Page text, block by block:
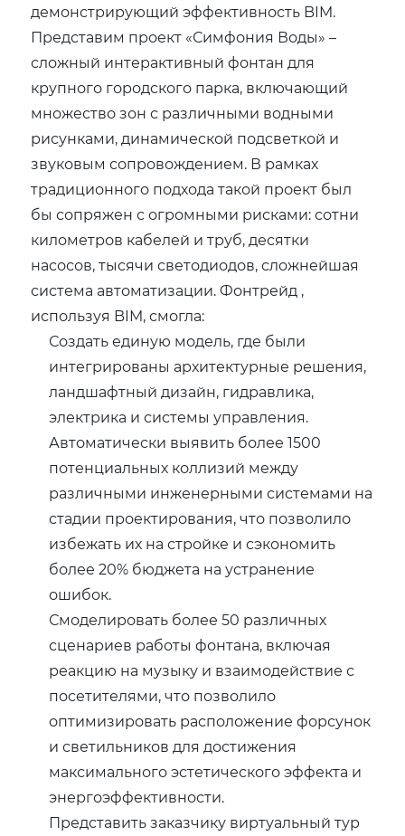
демонстрирующий эффективность BIM.
Представим проект «Симфония Воды» –
сложный интерактивный фонтан для
крупного городского парка, включающий
множество зон с различными водными
рисунками, динамической подсветкой и
звуковым сопровождением. В рамках
традиционного подхода такой проект был
бы сопряжен с огромными рисками: сотни
километров кабелей и труб, десятки
насосов, тысячи светодиодов, сложнейшая
система автоматизации. Фонтрейд ,
используя BIM, смогла:
Создать единую модель, где были
интегрированы архитектурные решения,
ландшафтный дизайн, гидравлика,
электрика и системы управления.
Автоматически выявить более 1500
потенциальных коллизий между
различными инженерными системами на
стадии проектирования, что позволило
избежать их на стройке и сэкономить
более 20% бюджета на устранение
ошибок.
Смоделировать более 50 различных
сценариев работы фонтана, включая
реакцию на музыку и взаимодействие с
посетителями, что позволило
оптимизировать расположение форсунок
и светильников для достижения
максимального эстетического эффекта и
энергоэффективности.
Представить заказчику виртуальный тур